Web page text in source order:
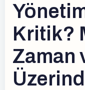
Kritik?
Zaman